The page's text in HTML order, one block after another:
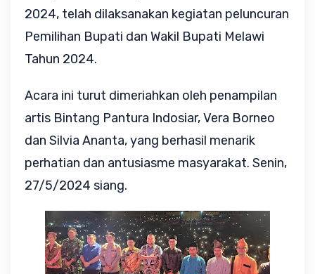
2024, telah dilaksanakan kegiatan peluncuran
Pemilihan Bupati dan Wakil Bupati Melawi
Tahun 2024.
Acara ini turut dimeriahkan oleh penampilan
artis Bintang Pantura Indosiar, Vera Borneo
dan Silvia Ananta, yang berhasil menarik
perhatian dan antusiasme masyarakat. Senin,
27/5/2024 siang.